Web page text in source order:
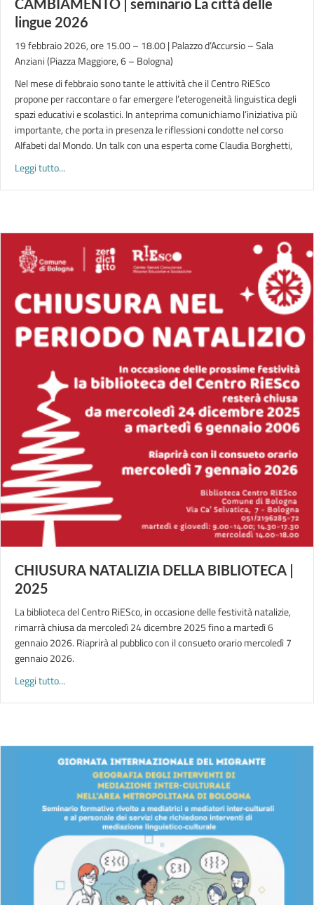
CAMBIAMENTO | seminario La città delle
lingue 2026
19 febbraio 2026, ore 15.00 – 18.00 | Palazzo d’Accursio – Sala
Anziani (Piazza Maggiore, 6 – Bologna)
Nel mese di febbraio sono tante le attività che il Centro RiESco
propone per raccontare o far emergere l’eterogeneità linguistica degli
spazi educativi e scolastici. In anteprima comunichiamo l’iniziativa più
importante, che porta in presenza le riflessioni condotte nel corso
Alfabeti dal Mondo. Un talk con una esperta come Claudia Borghetti,
Leggi tutto...
CHIUSURA NATALIZIA DELLA BIBLIOTECA |
2025
La biblioteca del Centro RiESco, in occasione delle festività natalizie,
rimarrà chiusa da mercoledì 24 dicembre 2025 fino a martedì 6
gennaio 2026. Riaprirà al pubblico con il consueto orario mercoledì 7
gennaio 2026.
Leggi tutto...